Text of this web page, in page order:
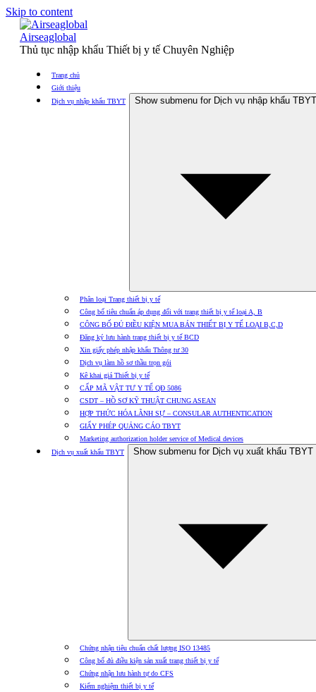
Skip to content
Airseaglobal
Thủ tục nhập khẩu Thiết bị y tế Chuyên Nghiệp
Trang chủ
Giới thiệu
Dịch vụ nhập khẩu TBYT
Show submenu for Dịch vụ nhập khẩu TBYT
Phân loại Trang thiết bị y tế
Công bố tiêu chuẩn áp dụng đối với trang thiết bị y tế loại A, B
CÔNG BỐ ĐỦ ĐIỀU KIỆN MUA BÁN THIẾT BỊ Y TẾ LOẠI B,C,D
Đăng ký lưu hành trang thiết bị y tế BCD
Xin giấy phép nhập khẩu Thông tư 30
Dịch vụ làm hồ sơ thầu trọn gói
Kê khai giá Thiết bị y tế
CẤP MÃ VẬT TƯ Y TẾ QĐ 5086
CSDT – HỒ SƠ KỸ THUẬT CHUNG ASEAN
HỢP THỨC HÓA LÃNH SỰ – CONSULAR AUTHENTICATION
GIẤY PHÉP QUẢNG CÁO TBYT
Marketing authorization holder service of Medical devices
Dịch vụ xuất khẩu TBYT
Show submenu for Dịch vụ xuất khẩu TBYT
Chứng nhận tiêu chuẩn chất lượng ISO 13485
Công bố đủ điều kiện sản xuất trang thiết bị y tế
Chứng nhận lưu hành tự do CFS
Kiểm nghiệm thiết bị y tế